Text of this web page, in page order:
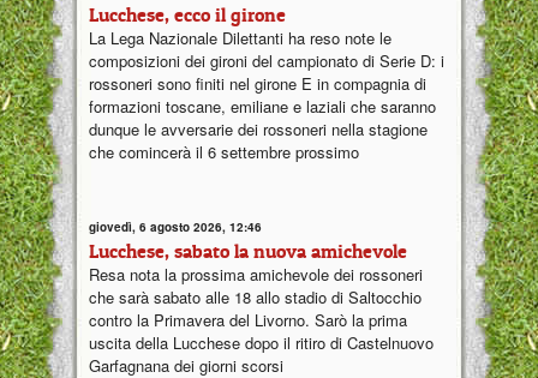
Lucchese, ecco il girone
La Lega Nazionale Dilettanti ha reso note le
composizioni dei gironi del campionato di Serie D: i
rossoneri sono finiti nel girone E in compagnia di
formazioni toscane, emiliane e laziali che saranno
dunque le avversarie dei rossoneri nella stagione
che comincerà il 6 settembre prossimo
giovedì, 6 agosto 2026, 12:46
Lucchese, sabato la nuova amichevole
Resa nota la prossima amichevole dei rossoneri
che sarà sabato alle 18 allo stadio di Saltocchio
contro la Primavera del Livorno. Sarò la prima
uscita della Lucchese dopo il ritiro di Castelnuovo
Garfagnana dei giorni scorsi